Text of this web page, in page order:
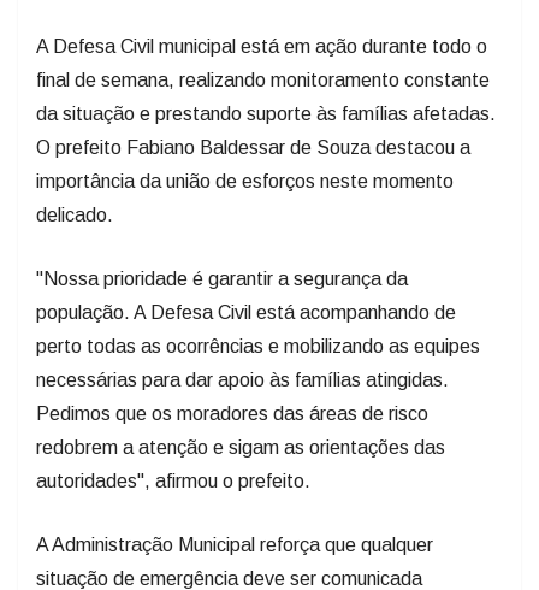
A Defesa Civil municipal está em ação durante todo o
final de semana, realizando monitoramento constante
da situação e prestando suporte às famílias afetadas.
O prefeito Fabiano Baldessar de Souza destacou a
importância da união de esforços neste momento
delicado.
"Nossa prioridade é garantir a segurança da
população. A Defesa Civil está acompanhando de
perto todas as ocorrências e mobilizando as equipes
necessárias para dar apoio às famílias atingidas.
Pedimos que os moradores das áreas de risco
redobrem a atenção e sigam as orientações das
autoridades", afirmou o prefeito.
A Administração Municipal reforça que qualquer
situação de emergência deve ser comunicada